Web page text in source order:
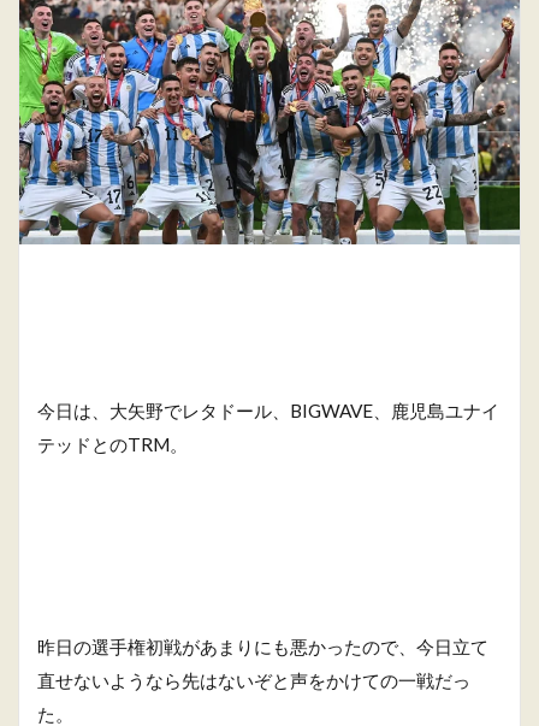
今日は、大矢野でレタドール、BIGWAVE、鹿児島ユナイ
テッドとのTRM。
昨日の選手権初戦があまりにも悪かったので、今日立て
直せないようなら先はないぞと声をかけての一戦だっ
た。